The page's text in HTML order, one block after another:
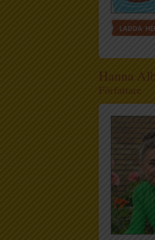
LADDA
Hanna
Författare